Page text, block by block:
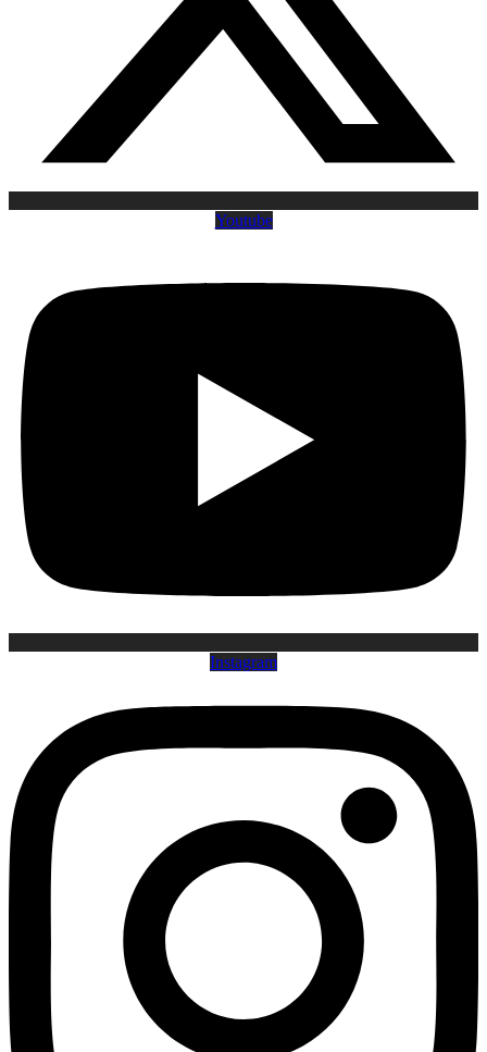
Youtube
Instagram